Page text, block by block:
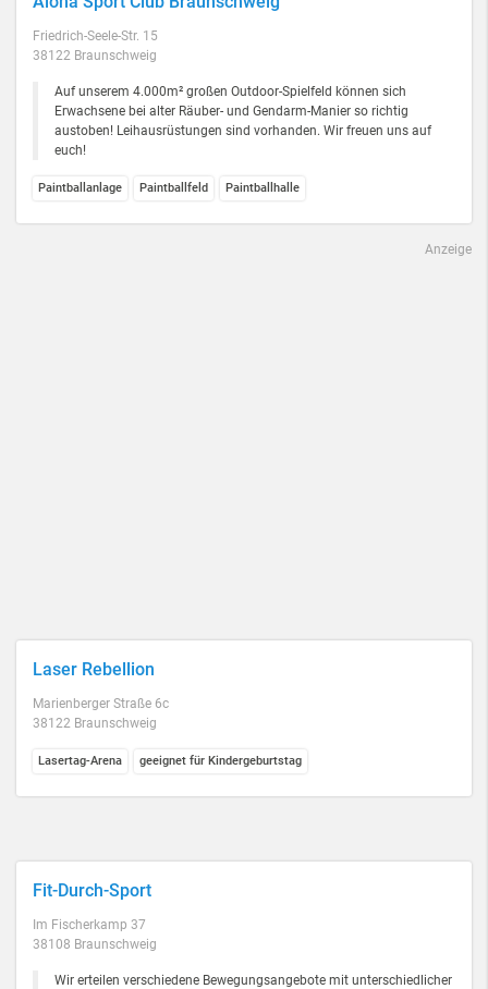
Friedrich-Seele-Str. 15
38122 Braunschweig
Auf unserem 4.000m² großen Outdoor-Spielfeld können sich
Erwachsene bei alter Räuber- und Gendarm-Manier so richtig
austoben! Leihausrüstungen sind vorhanden. Wir freuen uns auf
euch!
Paintballanlage Paintballfeld Paintballhalle
Anzeige
Laser Rebellion
Marienberger Straße 6c
38122 Braunschweig
Lasertag-Arena geeignet für Kindergeburtstag
Fit-Durch-Sport
Im Fischerkamp 37
38108 Braunschweig
Wir erteilen verschiedene Bewegungsangebote mit unterschiedlicher